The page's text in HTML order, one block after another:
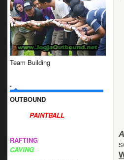
Team Building
.
OUTBOUND
PAINTBALL
RAFTING
CAVING